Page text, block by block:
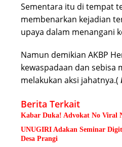
Sementara itu di tempat
membenarkan kejadian
upaya dalam menangani
Namun demikian AKBP
kewaspadaan dan sebisa
melakukan aksi jahatnya.(
Berita Terkait
Kabar Duka! Advokat No Viral
UNUGIRI Adakan Seminar
Desa Prangi